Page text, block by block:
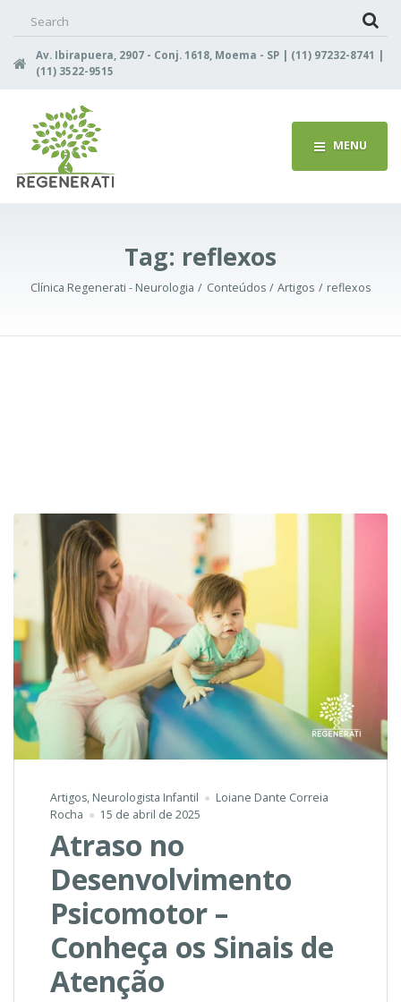
Av. Ibirapuera, 2907 - Conj. 1618, Moema - SP | (11) 97232-8741 |
(11) 3522-9515
MENU
Tag: reflexos
Clínica Regenerati - Neurologia Conteúdos Artigos reflexos
Artigos, Neurologista Infantil
Loiane Dante Correia
Rocha
15 de abril de 2025
Atraso no
Desenvolvimento
Psicomotor –
Conheça os Sinais de
Atenção